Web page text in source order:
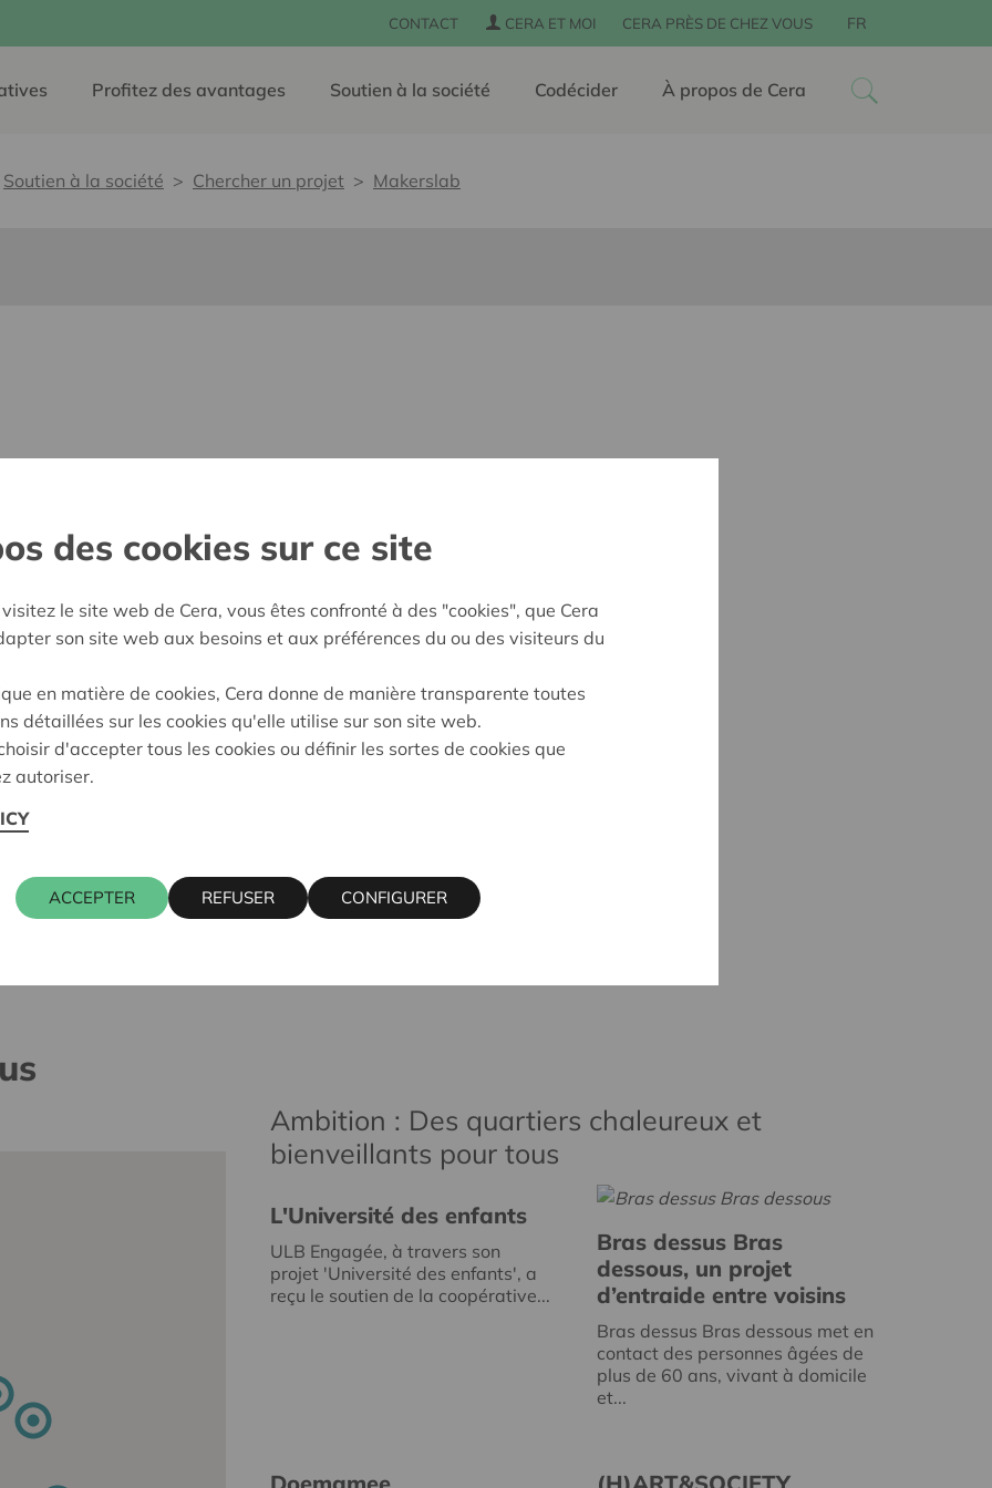
CONTACT CERA ET MOI CERA PRÈS DE CHEZ VOUS FR
Profitez des avantages Soutien à la société Codécider À propos de Cera
Soutien à la société Chercher un projet Makerslab
pour tous
Approuvé
Ambition : Des quartiers chaleureux et
bienveillants pour tous
L'Université des enfants
ULB Engagée, à travers son
projet 'Université des enfants', a
reçu le soutien de la coopérative...
Bras dessus Bras
dessous, un projet
d’entraide entre voisins
Bras dessus Bras dessous met en
contact des personnes âgées de
plus de 60 ans, vivant à domicile
et...
des cookies sur ce site
le site web de Cera, vous êtes confronté à des "cookies", que Cera
son site web aux besoins et aux préférences du ou des visiteurs du
en matière de cookies, Cera donne de manière transparente toutes
détaillées sur les cookies qu'elle utilise sur son site web.
d'accepter tous les cookies ou définir les sortes de cookies que
autoriser.
ACCEPTER REFUSER CONFIGURER